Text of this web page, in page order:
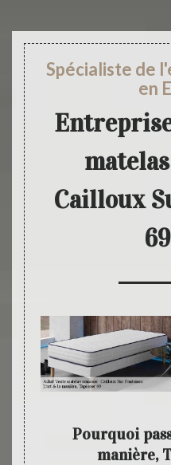
Spécialiste de
en
Cailloux
Pourquoi
manière,